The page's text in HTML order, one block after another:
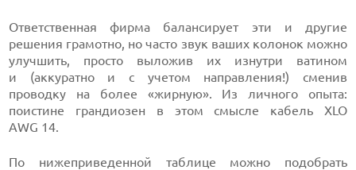
Ответственная фирма балансирует эти и другие
решения грамотно, но часто звук ваших колонок можно
улучшить, просто выложив их изнутри ватином
и (аккуратно и с учетом направления!) сменив
проводку на более «жирную». Из личного опыта:
поистине грандиозен в этом смысле кабель XLO
AWG 14.
По нижеприведенной таблице можно подобрать